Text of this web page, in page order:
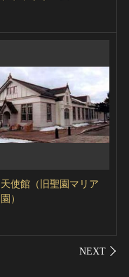
天使館（旧聖園マリア
園）
シェ